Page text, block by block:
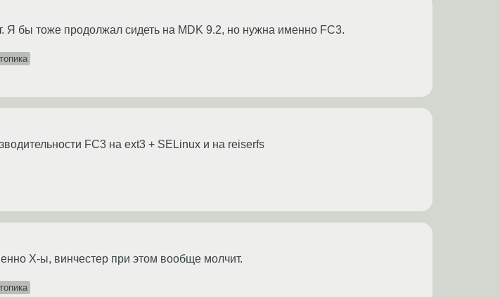
Я бы тоже продолжал сидеть на MDK 9.2, но нужна именно FC3.
FC3 на ext3 + SELinux и на reiserfs
X-ы, винчестер при этом вообще молчит.